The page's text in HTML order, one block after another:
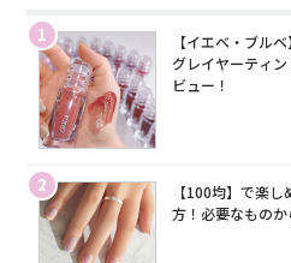
1
【イエベ・ブル
グレイヤーティ
ビュー！
2
【100均】で楽
方！必要なもの